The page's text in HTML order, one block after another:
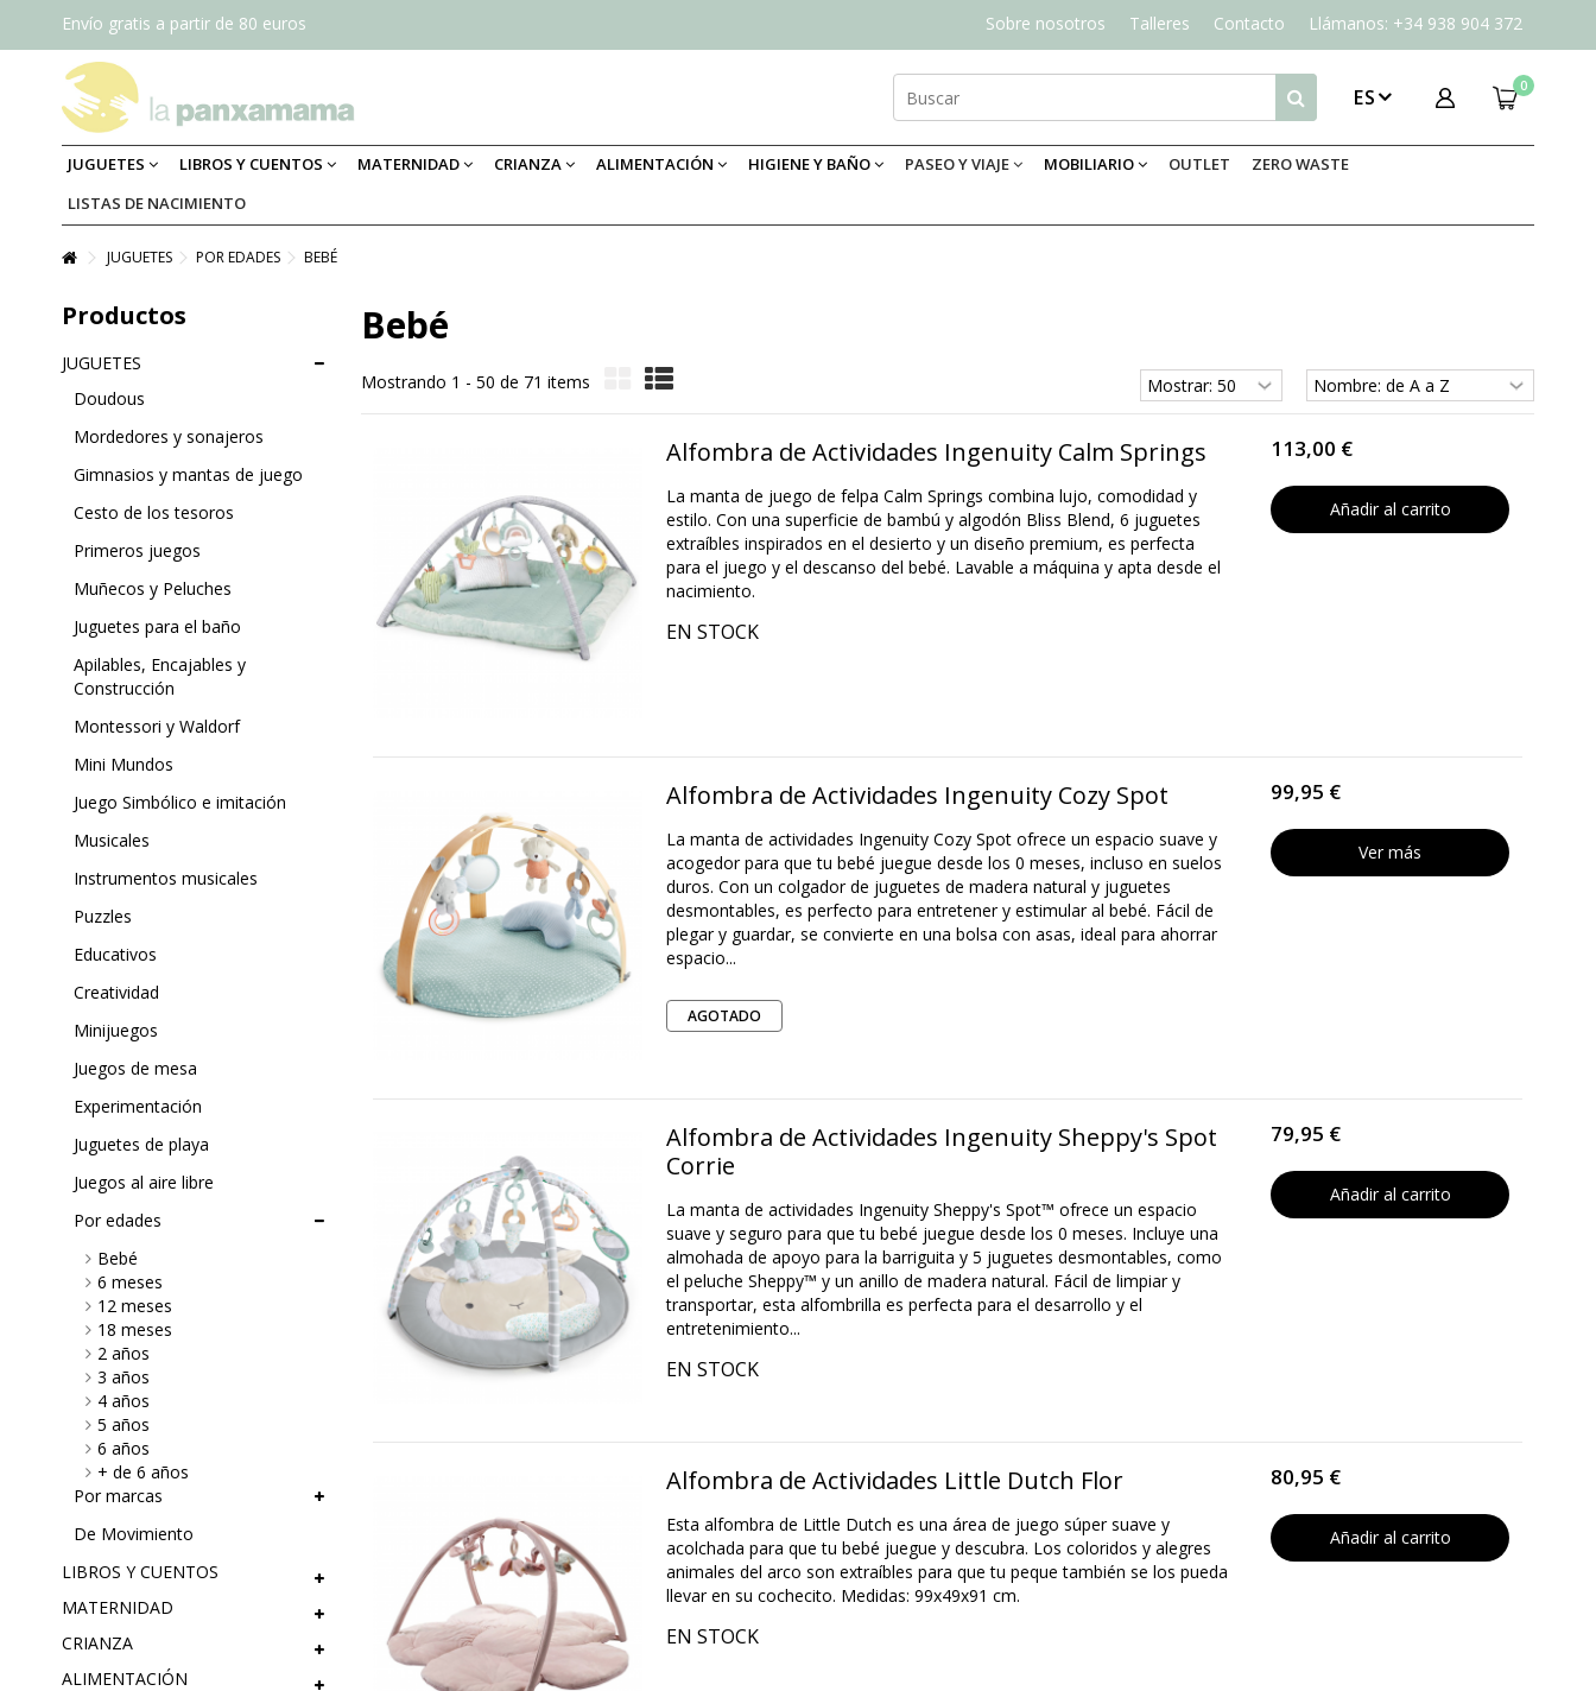
Sobre nosotros Talleres Contacto Llámanos: +34 938 904 372
Envío gratis a partir de 80 euros
0
ES
JUGUETES LIBROS Y CUENTOS MATERNIDAD CRIANZA ALIMENTACIÓN HIGIENE Y BAÑO PASEO Y VIAJE MOBILIARIO OUTLET
ZERO WASTE
LISTAS DE NACIMIENTO
JUGUETES POR EDADES BEBÉ
Bebé
Mostrando 1 - 50 de 71 items
Alfombra de Actividades Ingenuity Calm Springs
La manta de juego de felpa Calm Springs combina lujo, comodidad y
estilo. Con una superficie de bambú y algodón Bliss Blend, 6 juguetes
extraíbles inspirados en el desierto y un diseño premium, es perfecta
para el juego y el descanso del bebé. Lavable a máquina y apta desde el
nacimiento.
EN STOCK
113,00 €
Añadir al carrito
Alfombra de Actividades Ingenuity Cozy Spot
La manta de actividades Ingenuity Cozy Spot ofrece un espacio suave y
acogedor para que tu bebé juegue desde los 0 meses, incluso en suelos
duros. Con un colgador de juguetes de madera natural y juguetes
desmontables, es perfecto para entretener y estimular al bebé. Fácil de
plegar y guardar, se convierte en una bolsa con asas, ideal para ahorrar
espacio...
AGOTADO
99,95 €
Ver más
Alfombra de Actividades Ingenuity Sheppy's Spot
Corrie
La manta de actividades Ingenuity Sheppy's Spot™ ofrece un espacio
suave y seguro para que tu bebé juegue desde los 0 meses. Incluye una
almohada de apoyo para la barriguita y 5 juguetes desmontables, como
el peluche Sheppy™ y un anillo de madera natural. Fácil de limpiar y
transportar, esta alfombrilla es perfecta para el desarrollo y el
entretenimiento...
EN STOCK
79,95 €
Añadir al carrito
Alfombra de Actividades Little Dutch Flor
Esta alfombra de Little Dutch es una área de juego súper suave y
acolchada para que tu bebé juegue y descubra. Los coloridos y alegres
animales del arco son extraíbles para que tu peque también se los pueda
llevar en su cochecito. Medidas: 99x49x91 cm.
EN STOCK
80,95 €
Añadir al carrito
Productos
JUGUETES
Doudous
Mordedores y sonajeros
Gimnasios y mantas de juego
Cesto de los tesoros
Primeros juegos
Muñecos y Peluches
Juguetes para el baño
Apilables, Encajables y
Construcción
Montessori y Waldorf
Mini Mundos
Juego Simbólico e imitación
Musicales
Instrumentos musicales
Puzzles
Educativos
Creatividad
Minijuegos
Juegos de mesa
Experimentación
Juguetes de playa
Juegos al aire libre
Por edades
Bebé
6 meses
12 meses
18 meses
2 años
3 años
4 años
5 años
6 años
+ de 6 años
Por marcas
De Movimiento
LIBROS Y CUENTOS
MATERNIDAD
CRIANZA
ALIMENTACIÓN